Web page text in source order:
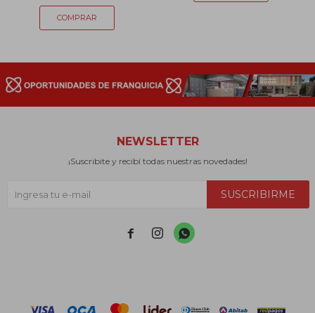
NEWSLETTER
¡Suscribite y recibí todas nuestras novedades!
SUSCRIBIRME
  